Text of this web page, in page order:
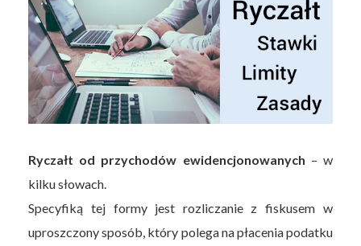
Ryczałt od przychodów ewidencjonowanych – w
kilku słowach.
Specyfiką tej formy jest rozliczanie z fiskusem w
uproszczony sposób, który polega na płacenia podatku